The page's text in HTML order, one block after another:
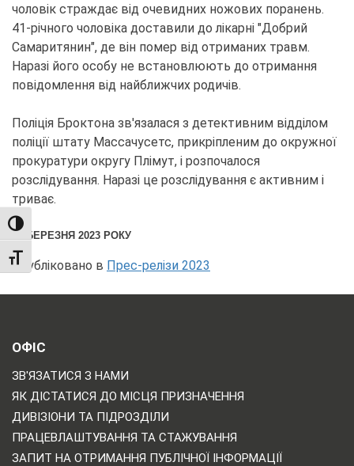
TOGGLE HIGH CONTRAST
TOGGLE FONT SIZE
чоловік страждає від очевидних ножових поранень.
41-річного чоловіка доставили до лікарні "Добрий
Самаритянин", де він помер від отриманих травм.
Наразі його особу не встановлюють до отримання
повідомлення від найближчих родичів.
Поліція Броктона зв'язалася з детективним відділом
поліції штату Массачусетс, прикріпленим до окружної
прокуратури округу Плімут, і розпочалося
розслідування. Наразі це розслідування є активним і
триває.
25 БЕРЕЗНЯ 2023 РОКУ
Опубліковано в Прес-релізи 2023
ОФІС
ЗВ'ЯЗАТИСЯ З НАМИ
ЯК ДІСТАТИСЯ ДО МІСЦЯ ПРИЗНАЧЕННЯ
ДИВІЗІОНИ ТА ПІДРОЗДІЛИ
ПРАЦЕВЛАШТУВАННЯ ТА СТАЖУВАННЯ
ЗАПИТ НА ОТРИМАННЯ ПУБЛІЧНОЇ ІНФОРМАЦІЇ